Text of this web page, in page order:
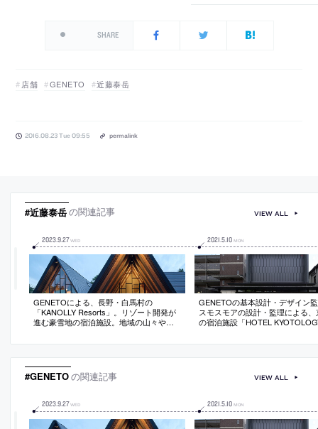
SHARE
店舗 GENETO 近藤泰岳
2016.08.23 Tue 09:55 permalink
#近藤泰岳の関連記事
2023.9.27 WED
GENETOによる、長野・白馬村の
「KANOLLY Resorts」。リゾート開発が
進む豪雪地の宿泊施設。地域の山々や風
り”を参照した建物を3つ雁行配置して繋げ
部屋毎に内外の関係性を調整
2021 5.10 MON
GENETOの基本設計・デザイン
スモスモアの設計・監理による、
の宿泊施設「HOTEL
VIEW ALL
#GENETOの関連記事
2023.9.27 WED 2021 5.10 MON
VIEW ALL